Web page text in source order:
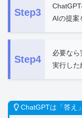
Step3
AIの提案
Step4
必要な
実行した
ChatGPTは「答え